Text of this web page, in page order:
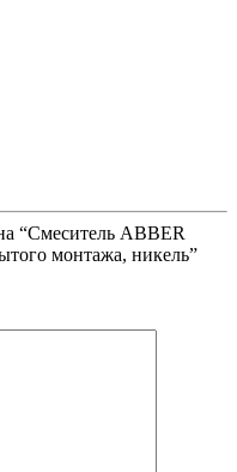
“Смеситель ABBER
монтажа, никель”